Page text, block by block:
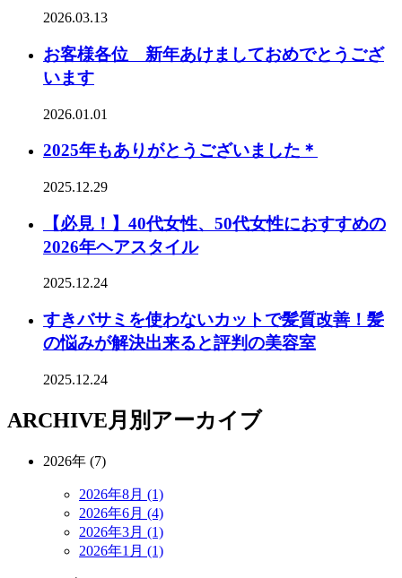
2026.03.13
お客様各位 新年あけましておめでとうござ
います
2026.01.01
2025年もありがとうございました＊
2025.12.29
【必見！】40代女性、50代女性におすすめの
2026年ヘアスタイル
2025.12.24
すきバサミを使わないカットで髪質改善！髪
の悩みが解決出来ると評判の美容室
2025.12.24
ARCHIVE月別アーカイブ
2026年 (7)
2026年8月 (1)
2026年6月 (4)
2026年3月 (1)
2026年1月 (1)